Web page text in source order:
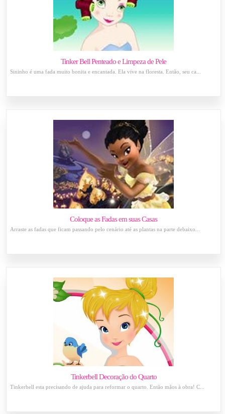
Tinker Bell Penteado e Limpeza de Pele
Sininho é uma fada muito bonita e encantada. Ela vive na floresta. Então, seu ca...
Coloque as Fadas em suas Casas
Arraste as fadas que ficam passando pelo cenário até as plantas na parte debaixo...
Tinkerbell Decoração do Quarto
Tinkerbell esta precisando de ajuda para reformar o quarto. Então mãos à obra! C...